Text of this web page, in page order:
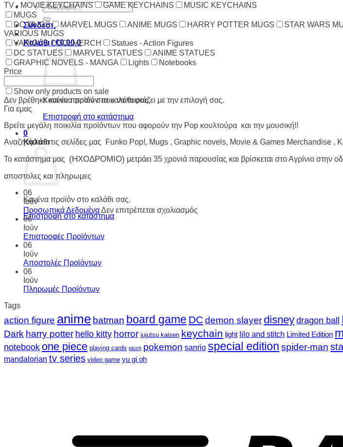
Αναζήτηση
για:
Σύνδεση
Καλάθι /€0.00 0
Κανένα προϊόν στο καλάθι σας.
Επιστροφή στο κατάστημα
0
Καλάθι
Κανένα προϊόν στο καλάθι σας.
Επιστροφή στο κατάστημα
TV - MOVIE KEYCHAINS
GAME KEYCHAINS
MUSIC KEYCHAINS
MUGS
DC MUGS
MARVEL MUGS ANIME MUGS HARRY POTTER MUGS STAR WARS
VARIOUS MUGS
VARIOUS COOLMERCH
Statues - Action Figures
DC STATUES
MARVEL STATUES
ANIME STATUES
GRAPHIC NOVELS - MANGA
Lights
Notebooks
Price
Show only products on sale
Δεν βρέθηκε κανένα προϊόν που να ταιριάζει με την επιλογή σας.
Για εμας
Βρείτε μεγάλη ποικιλία προϊόντων που αφορούν την Pop κουλτούρα και την μουσική!!
Αναζητήστε στις σελίδες μας Funko Pop!, Mugs , Graphic novels, Movie & Games Merchandise ,
To κατάστημα μας (ΗΧΟΔΡΟΜΙΟ) μετράει 35 χρονιά παρουσίας και βρίσκεται στο Αγρίνιο στην
αποστολες και πληρωμες
06
Ιούν
Προσωπικά ΔεδομέναΔεν επιτρέπεται σχολιασμός
06
Ιούν
Επιστροφές Προϊόντων
06
Ιούν
Αποστολές Προϊόντων
06
Ιούν
Πληρωμές Προϊόντων
Tags
action figure anime batman board game DCdemon slayer disney dragon ball
Dark harry potter hello kitty horror jujutsu kaisen keychain light lilo and stitch Limited Edition
notebook one piece playing cards plush pokemon sanrio special edition spider-man
mandalorian tv series video game yu gi oh